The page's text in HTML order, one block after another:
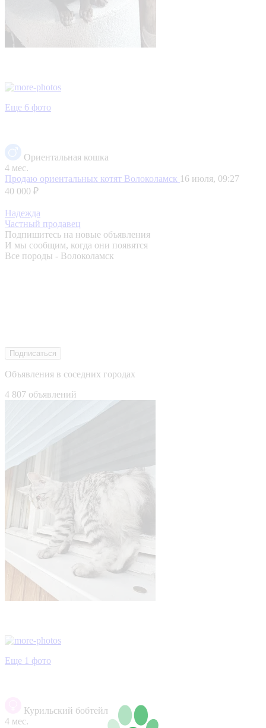
Еще 6 фото
Ориентальная кошка
4 мес.
Продаю ориентальных котят Волоколамск 16 июля, 09:27
40 000 ₽
Надежда
Частный продавец
Подпишитесь на новые объявления
И мы сообщим, когда они появятся
Все породы - Волоколамск
Подписаться
Объявления в соседних городах
4 807 объявлений
Еще 1 фото
Курильский бобтейл
4 мес.